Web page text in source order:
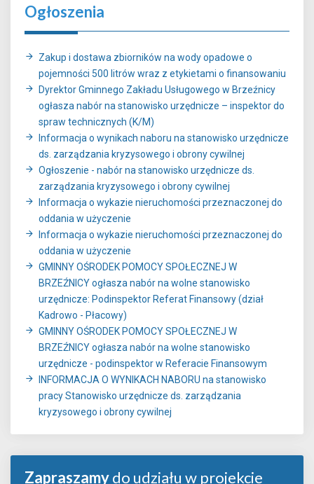
Ogłoszenia
Zakup i dostawa zbiorników na wody opadowe o
pojemności 500 litrów wraz z etykietami o finansowaniu
Dyrektor Gminnego Zakładu Usługowego w Brzeźnicy
ogłasza nabór na stanowisko urzędnicze – inspektor do
spraw technicznych (K/M)
Informacja o wynikach naboru na stanowisko urzędnicze
ds. zarządzania kryzysowego i obrony cywilnej
Ogłoszenie - nabór na stanowisko urzędnicze ds.
zarządzania kryzysowego i obrony cywilnej
Informacja o wykazie nieruchomości przeznaczonej do
oddania w użyczenie
Informacja o wykazie nieruchomości przeznaczonej do
oddania w użyczenie
GMINNY OŚRODEK POMOCY SPOŁECZNEJ W
BRZEŹNICY ogłasza nabór na wolne stanowisko
urzędnicze: Podinspektor Referat Finansowy (dział
Kadrowo - Płacowy)
GMINNY OŚRODEK POMOCY SPOŁECZNEJ W
BRZEŹNICY ogłasza nabór na wolne stanowisko
urzędnicze - podinspektor w Referacie Finansowym
INFORMACJA O WYNIKACH NABORU na stanowisko
pracy Stanowisko urzędnicze ds. zarządzania
kryzysowego i obrony cywilnej
Zapraszamydo udziału w projekcie